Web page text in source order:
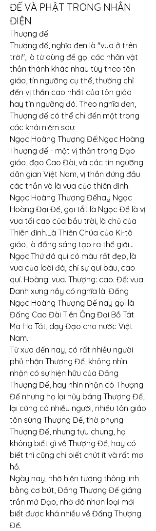
ĐẾ VÀ PHẬT TRONG NHÂN
ĐIỆN
Thượng đế
Thượng đế, nghĩa đen là "vua ở trên
trời", là từ dùng để gọi các nhân vật
thần thánh khác nhau tùy theo tôn
giáo, tín ngưỡng cụ thể, thường chỉ
đến vị thần cao nhất của tôn giáo
hay tín ngưỡng đó. Theo nghĩa đen,
Thượng đế có thể chỉ đến một trong
các khái niệm sau:
Ngọc Hoàng Thượng Đế:Ngọc Hoàng
Thượng đế - một vị thần trong Đạo
giáo, đạo Cao Đài, và các tín ngưỡng
dân gian Việt Nam, vị thần đứng đầu
các thần và là vua của thiên đình.
Ngọc Hoàng Thượng Đếhay Ngọc
Hoàng Đại Đế, gọi tắt là Ngọc Đế là vị
vua tối cao của bầu trời, là chủ của
Thiên đình.Là Thiên Chúa của Ki-tô
giáo, là đấng sáng tạo ra thế giới…
Ngọc:Thứ đá quí có màu rất đẹp, là
vua của loài đá, chỉ sự quí báu, cao
quí. Hoàng: vua. Thượng: cao. Đế: vua.
Danh xưng nầy có nghĩa là: Đấng
Ngọc Hoàng Thượng Đế nay gọi là
Đấng Cao Đài Tiên Ông Đại Bồ Tát
Ma Ha Tát, dạy Đạo cho nước Việt
Nam.
Từ xưa đến nay, có rất nhiều người
phủ nhận Thượng Đế, không nhìn
nhận có sự hiện hữu của Đấng
Thượng Đế, hay nhìn nhận có Thượng
Đế nhưng họ lại hủy báng Thượng Đế,
lại cũng có nhiều người, nhiều tôn giáo
tôn sùng Thượng Đế, thờ phụng
Thượng Đế, nhưng tựu chung, họ
không biết gì về Thượng Đế, hay có
biết thì cũng chỉ biết chút ít và rất mơ
hồ.
Ngày nay, nhờ hiện tượng thông linh
bằng cơ bút, Đấng Thượng Đế giáng
trần mở Đạo, nhờ đó nhơn loại mới
biết được khá nhiều về Đấng Thượng
Đế.